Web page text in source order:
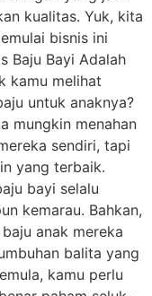
kualitas. Yuk, kita
bisnis ini
Baju Bayi Adalah
kamu melihat
untuk anaknya?
mungkin menahan
sendiri, tapi
yang terbaik.
bayi selalu
kemarau. Bahkan,
anak mereka
balita yang
kamu perlu